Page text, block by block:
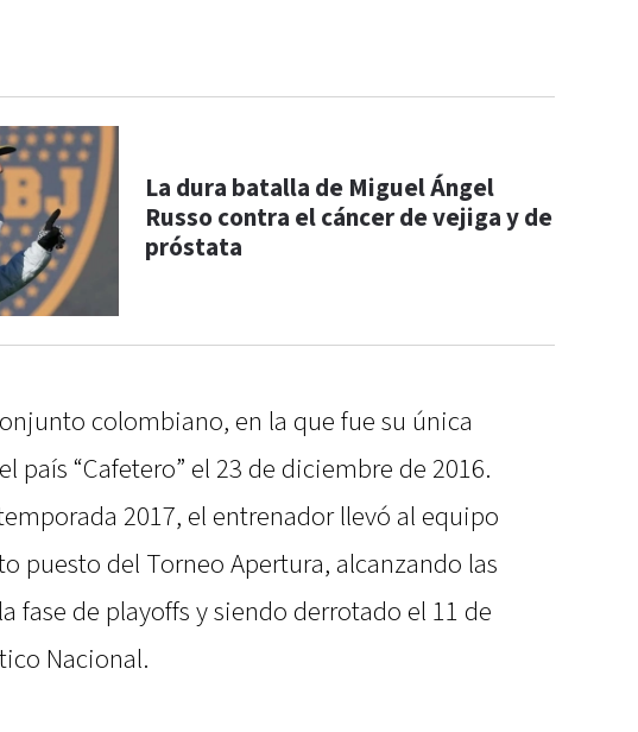
La dura batalla de Miguel Ángel
Russo contra el cáncer de vejiga y de
próstata
colombiano, en la que fue su única
país “Cafetero” el 23 de diciembre de 2016.
2017, el entrenador llevó al equipo
puesto del Torneo Apertura, alcanzando las
fase de playoffs y siendo derrotado el 11 de
Nacional.